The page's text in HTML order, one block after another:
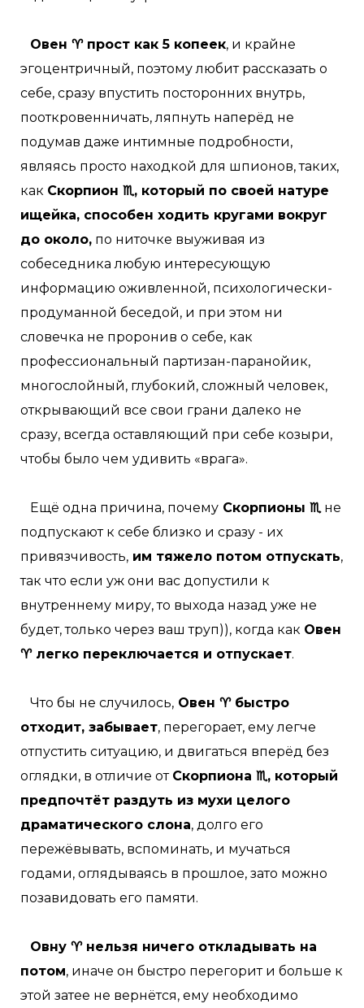
Овен ♈ прост как 5 копеек, и крайне
эгоцентричный, поэтому любит рассказать о
себе, сразу впустить посторонних внутрь,
пооткровенничать, ляпнуть наперёд не
подумав даже интимные подробности,
являясь просто находкой для шпионов, таких,
как Скорпион ♏, который по своей натуре
ищейка, способен ходить кругами вокруг
до около, по ниточке выуживая из
собеседника любую интересующую
информацию оживленной, психологически-
продуманной беседой, и при этом ни
словечка не проронив о себе, как
профессиональный партизан-паранойик,
многослойный, глубокий, сложный человек,
открывающий все свои грани далеко не
сразу, всегда оставляющий при себе козыри,
чтобы было чем удивить «врага».
Ещё одна причина, почему Скорпионы ♏не
подпускают к себе близко и сразу - их
привязчивость, им тяжело потом отпускать,
так что если уж они вас допустили к
внутреннему миру, то выхода назад уже не
будет, только через ваш труп)), когда как Овен
♈ легко переключается и отпускает.
Что бы не случилось, Овен ♈ быстро
отходит, забывает, перегорает, ему легче
отпустить ситуацию, и двигаться вперёд без
оглядки, в отличие от Скорпиона ♏, который
предпочтёт раздуть из мухи целого
драматического слона, долго его
пережёвывать, вспоминать, и мучаться
годами, оглядываясь в прошлое, зато можно
позавидовать его памяти.
Овну ♈ нельзя ничего откладывать на
потом, иначе он быстро перегорит и больше к
этой затее не вернётся, ему необходимо